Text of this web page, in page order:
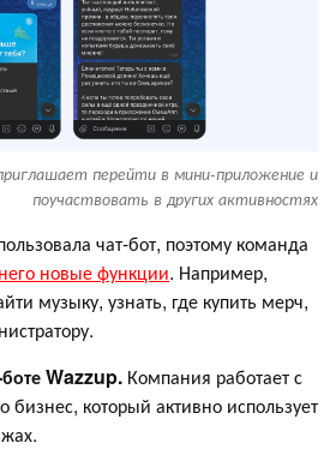
перейти в мини-приложение и
поучаствовать в других активностях
чат-бот, поэтому команда
новые функции. Например,
музыку, узнать, где купить мерч,
боте Wazzup. Компания работает с
который активно использует